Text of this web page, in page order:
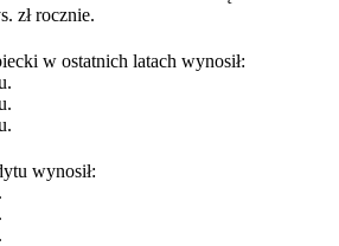
zł rocznie.
w ostatnich latach wynosił:
wynosił: